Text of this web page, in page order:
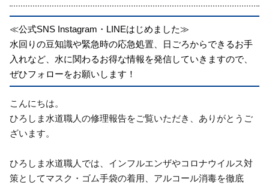
≪公式SNS Instagram・LINEはじめました≫
水回りの豆知識や緊急時の応急処置、日ごろからできるお手
入れなど、水に関わるお得な情報を発信していきますので、
ぜひフォローをお願いします！
こんにちは。
ひろしま水道職人の修理報告をご覧いただき、ありがとうご
ざいます。
ひろしま水道職人では、インフルエンザやコロナウイルス対
策としてマスク・ゴム手袋の着用、アルコール消毒を徹底